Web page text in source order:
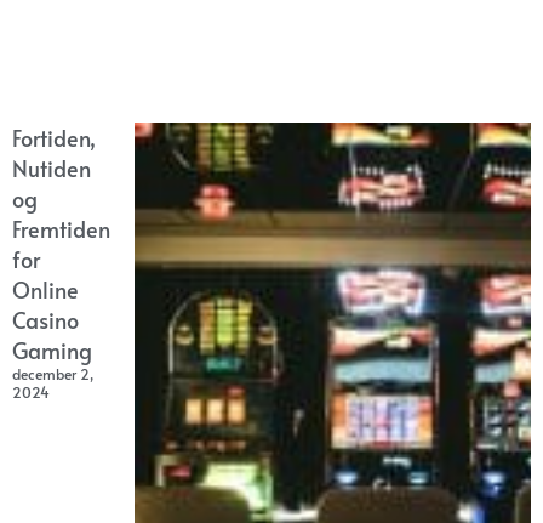
Fortiden,
Nutiden
og
Fremtiden
for
Online
Casino
Gaming
december 2,
2024